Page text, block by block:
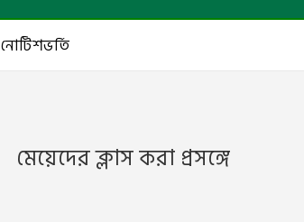
নোটিশভর্তি
মেয়েদের ক্লাস করা প্রসঙ্গে